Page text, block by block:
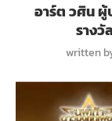
อาร์ต วศิน ผู้
รางวั
written